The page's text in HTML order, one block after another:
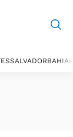
SALVADORBAHIA